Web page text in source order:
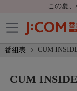
この夏
番組表 CUM
CUM